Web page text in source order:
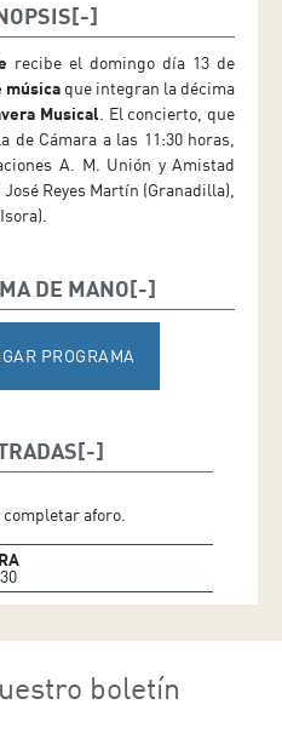
recibe el domingo día 13 de
música que integran la décima
Musical. El concierto, que
de Cámara a las 11:30 horas,
A. M. Unión y Amistad
Reyes Martín (Granadilla),
DE MANO
PROGRAMA
aforo.
boletín